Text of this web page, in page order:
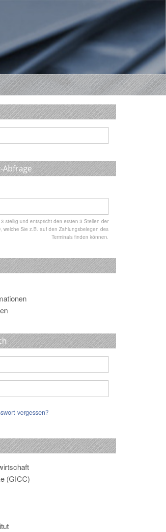
Abfrage
3 stellig und entspricht den ersten 3 Stellen der
welche Sie z.B. auf den Zahlungsbelegen des
Terminals finden können.
vergessen?
(GICC)